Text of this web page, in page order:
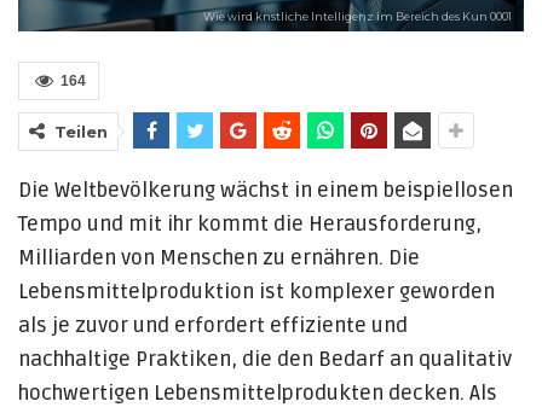
Wie wird knstliche Intelligenz im Bereich des Kun 0001
164
Teilen
Die Weltbevölkerung wächst in einem beispiellosen
Tempo und mit ihr kommt die Herausforderung,
Milliarden von Menschen zu ernähren. Die
Lebensmittelproduktion ist komplexer geworden
als je zuvor und erfordert effiziente und
nachhaltige Praktiken, die den Bedarf an qualitativ
hochwertigen Lebensmittelprodukten decken. Als